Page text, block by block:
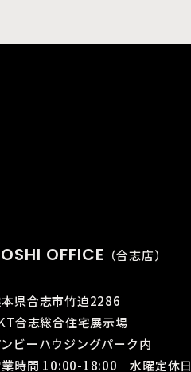
OFFICE （合志店）
県合志市竹迫2286
合志総合住宅展示場
ビーハウジングパーク内
業時間 10:00-18:00水曜定休日